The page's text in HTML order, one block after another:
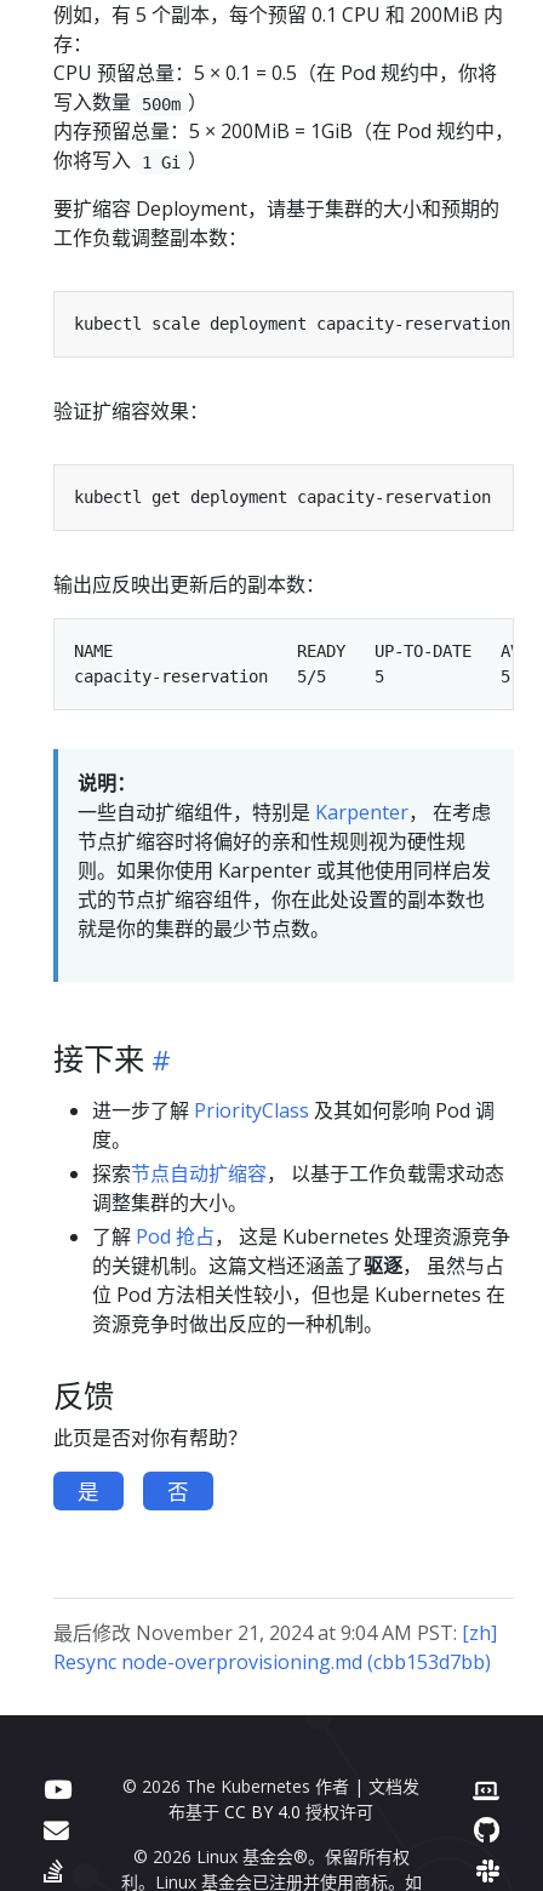
例如，有 5 个副本，每个预留 0.1 CPU 和 200MiB 内
存：
CPU 预留总量：5 × 0.1 = 0.5（在 Pod 规约中，你将
写入数量
500m ）
内存预留总量：5 × 200MiB = 1GiB（在 Pod 规约中，
你将写入
1 Gi
）
要扩缩容 Deployment，请基于集群的大小和预期的
工作负载调整副本数：
kubectl scale deployment capacity-reservation
验证扩缩容效果：
输出应反映出更新后的副本数：
NAME                   READY   UP-TO-DATE
说明：
一些自动扩缩组件，特别是 Karpenter， 在考虑
节点扩缩容时将偏好的亲和性规则视为硬性规
则。如果你使用 Karpenter 或其他使用同样启发
式的节点扩缩容组件，你在此处设置的副本数也
就是你的集群的最少节点数。
接下来
进一步了解 PriorityClass 及其如何影响 Pod 调
度。
探索节点自动扩缩容， 以基于工作负载需求动态
调整集群的大小。
了解 Pod 抢占， 这是 Kubernetes 处理资源竞争
的关键机制。这篇文档还涵盖了驱逐， 虽然与占
位 Pod 方法相关性较小，但也是 Kubernetes 在
资源竞争时做出反应的一种机制。
反馈
此页是否对你有帮助？
是 否
最后修改 November 21, 2024 at 9:04 AM PST: [zh]
Resync node-overprovisioning.md (cbb153d7bb)
© 2026 The Kubernetes 作者 | 文档发
布基于CC BY 4.0 授权许可
© 2026 Linux 基金会®。保留所有权
利。Linux 基金会已注册并使用商标。如